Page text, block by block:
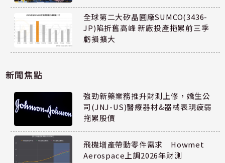
全球第二大矽晶圓廠SUMCO(3436-
JP)陷折舊高峰 新廠投產拖累前三季
虧損擴大
新聞焦點
強勁新藥業務推升財測上修，嬌生公
司(JNJ-US)醫療器材&器械表現疲弱
拖累股價
飛機增產帶動零件需求 Howmet
Aerospace上調2026年財測